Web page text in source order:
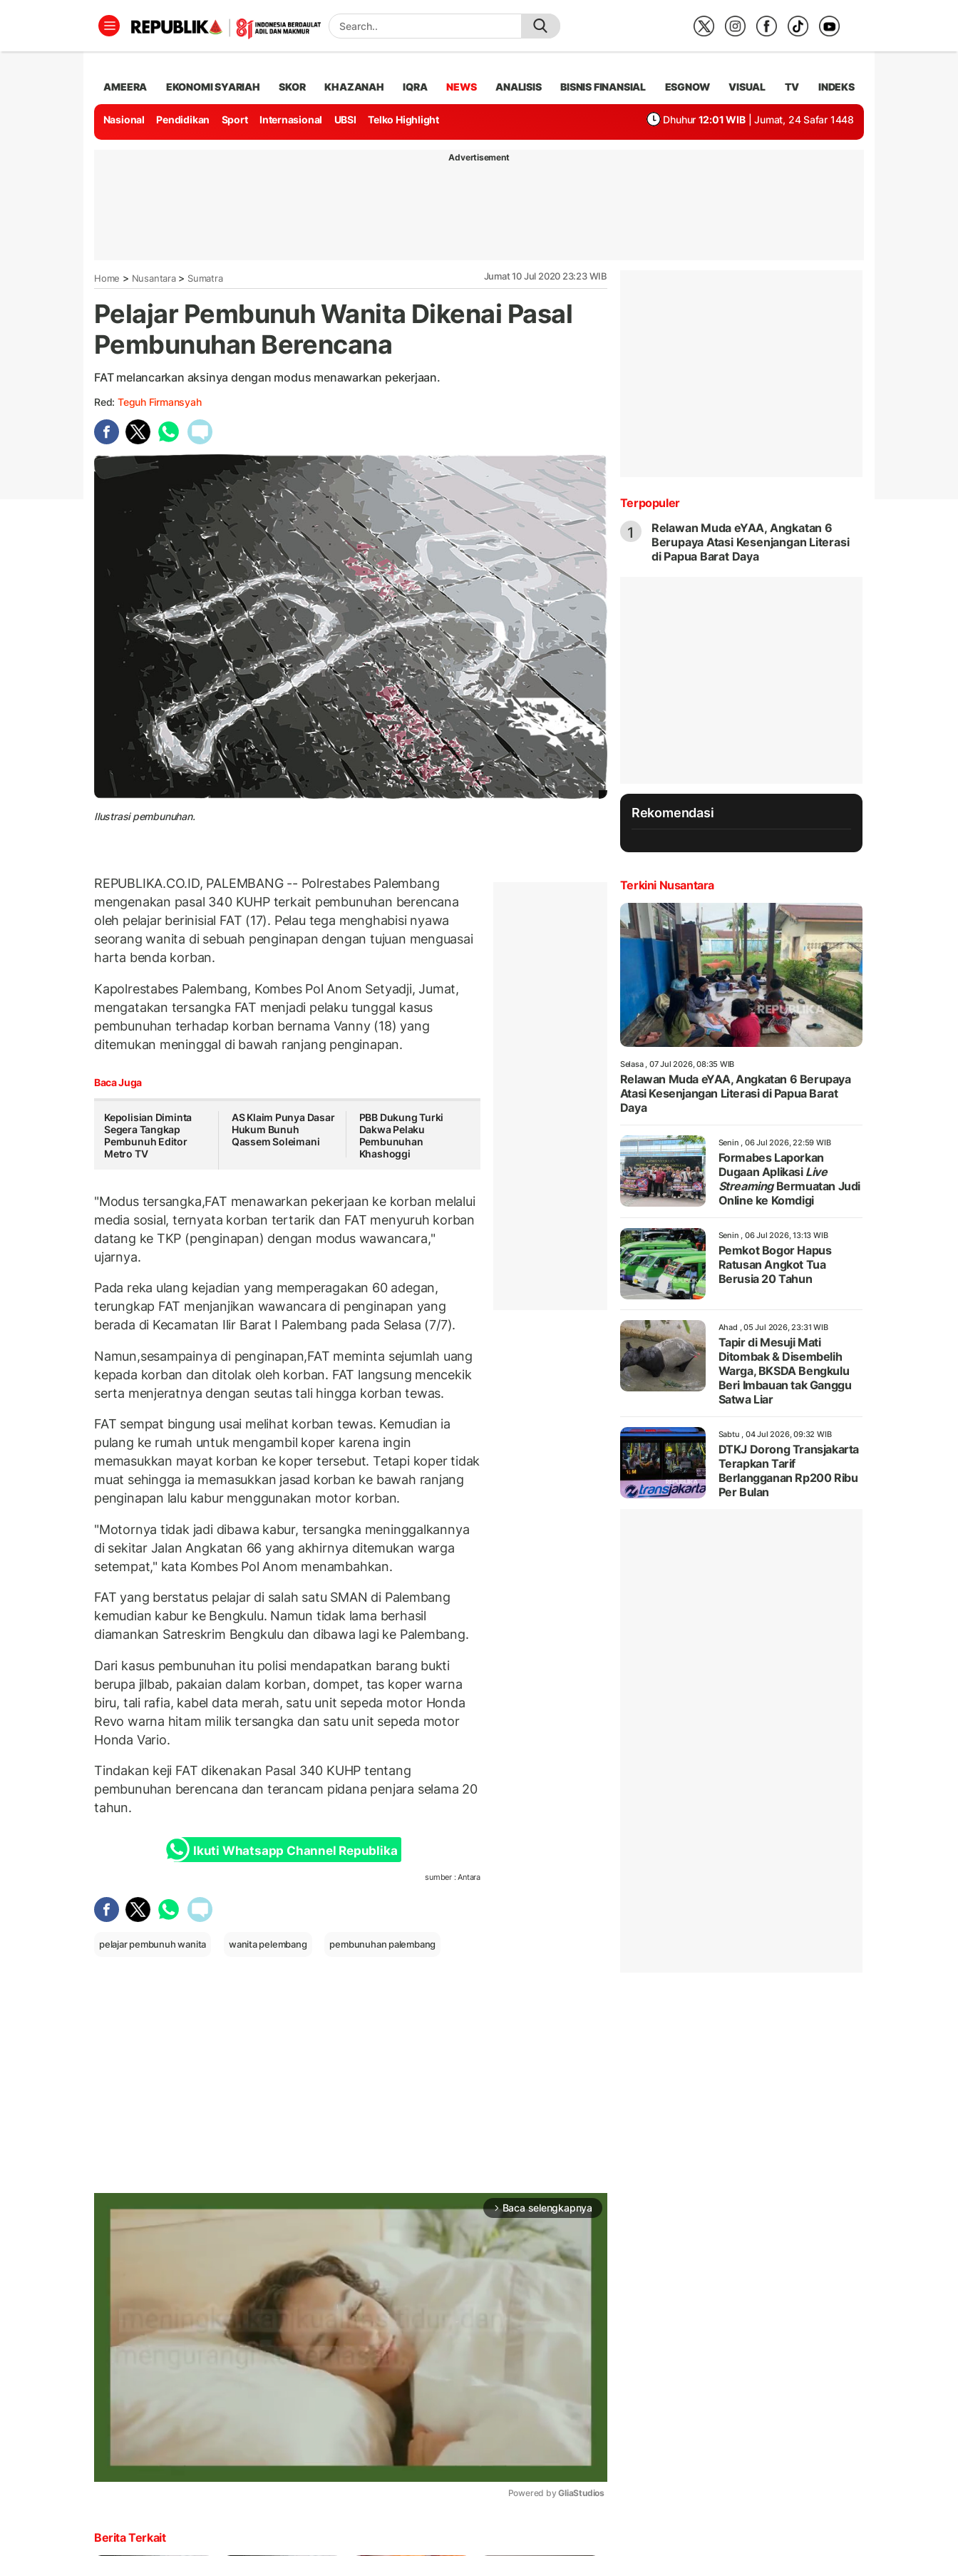
AMEERA EKONOMI SYARIAH SKOR KHAZANAH IQRA NEWS ANALISIS BISNIS FINANSIAL ESGNOW VISUAL TV INDEKS
Nasional Pendidikan Sport Internasional UBSI Telko Highlight Dhuhur 12:01 WIB | Jumat, 24 Safar 1448
Advertisement
Home > Nusantara> Sumatra Jumat 10 Jul 2020 23:23 WIB
Pelajar Pembunuh Wanita Dikenai Pasal
Pembunuhan Berencana
FAT melancarkan aksinya dengan modus menawarkan pekerjaan.
Red: Teguh Firmansyah
Ilustrasi pembunuhan.
REPUBLIKA.CO.ID, PALEMBANG -- Polrestabes Palembang
mengenakan pasal 340 KUHP terkait pembunuhan berencana
oleh pelajar berinisial FAT (17). Pelau tega menghabisi nyawa
seorang wanita di sebuah penginapan dengan tujuan menguasai
harta benda korban.
Kapolrestabes Palembang, Kombes Pol Anom Setyadji, Jumat,
mengatakan tersangka FAT menjadi pelaku tunggal kasus
pembunuhan terhadap korban bernama Vanny (18) yang
ditemukan meninggal di bawah ranjang penginapan.
Baca Juga
Kepolisian Diminta
Segera Tangkap
Pembunuh Editor
Metro TV
AS Klaim Punya Dasar
Hukum Bunuh
Qassem Soleimani
PBB Dukung Turki
Dakwa Pelaku
Pembunuhan
Khashoggi
"Modus tersangka,FAT menawarkan pekerjaan ke korban melalui
media sosial, ternyata korban tertarik dan FAT menyuruh korban
datang ke TKP (penginapan) dengan modus wawancara,"
ujarnya.
Pada reka ulang kejadian yang memperagakan 60 adegan,
terungkap FAT menjanjikan wawancara di penginapan yang
berada di Kecamatan Ilir Barat I Palembang pada Selasa (7/7).
Namun,sesampainya di penginapan,FAT meminta sejumlah uang
kepada korban dan ditolak oleh korban. FAT langsung mencekik
serta menjeratnya dengan seutas tali hingga korban tewas.
FAT sempat bingung usai melihat korban tewas. Kemudian ia
pulang ke rumah untuk mengambil koper karena ingin
memasukkan mayat korban ke koper tersebut. Tetapi koper tidak
muat sehingga ia memasukkan jasad korban ke bawah ranjang
penginapan lalu kabur menggunakan motor korban.
"Motornya tidak jadi dibawa kabur, tersangka meninggalkannya
di sekitar Jalan Angkatan 66 yang akhirnya ditemukan warga
setempat," kata Kombes Pol Anom menambahkan.
FAT yang berstatus pelajar di salah satu SMAN di Palembang
kemudian kabur ke Bengkulu. Namun tidak lama berhasil
diamankan Satreskrim Bengkulu dan dibawa lagi ke Palembang.
Dari kasus pembunuhan itu polisi mendapatkan barang bukti
berupa jilbab, pakaian dalam korban, dompet, tas koper warna
biru, tali rafia, kabel data merah, satu unit sepeda motor Honda
Revo warna hitam milik tersangka dan satu unit sepeda motor
Honda Vario.
Tindakan keji FAT dikenakan Pasal 340 KUHP tentang
pembunuhan berencana dan terancam pidana penjara selama 20
tahun.
Ikuti Whatsapp Channel Republika
sumber : Antara
pelajar pembunuh wanita wanita pelembang pembunuhan palembang
arrow_forward_ios Baca selengkapnya
Powered by GliaStudios
Berita Terkait
Terpopuler
1
Relawan Muda eYAA, Angkatan 6
Berupaya Atasi Kesenjangan Literasi
di Papua Barat Daya
Rekomendasi
Terkini Nusantara
Selasa , 07 Jul 2026, 08:35 WIB
Relawan Muda eYAA, Angkatan 6 Berupaya
Atasi Kesenjangan Literasi di Papua Barat
Daya
Senin , 06 Jul 2026, 22:59 WIB
Formabes Laporkan
Dugaan Aplikasi Live
StreamingBermuatan Judi
Online ke Komdigi
Senin , 06 Jul 2026, 13:13 WIB
Pemkot Bogor Hapus
Ratusan Angkot Tua
Berusia 20 Tahun
Ahad , 05 Jul 2026, 23:31 WIB
Tapir di Mesuji Mati
Ditombak & Disembelih
Warga, BKSDA Bengkulu
Beri Imbauan tak Ganggu
Satwa Liar
Sabtu , 04 Jul 2026, 09:32 WIB
DTKJ Dorong Transjakarta
Terapkan Tarif
Berlangganan Rp200 Ribu
Per Bulan